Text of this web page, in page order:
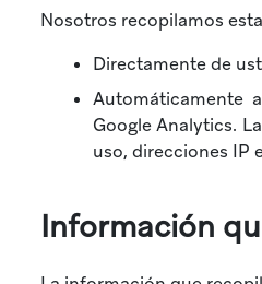
Nosotros recopilamos
Directamente de
Automáticamente
Google Analytics.
uso, direcciones IP
Información